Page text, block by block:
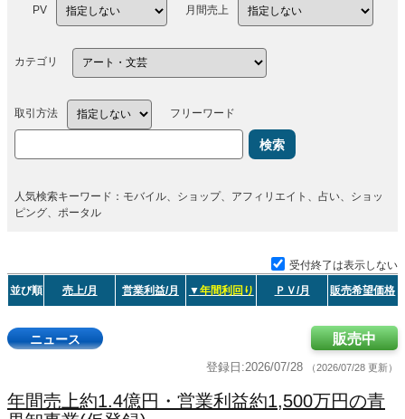
PV 月間売上
カテゴリ
取引方法 フリーワード
検索
人気検索キーワード：モバイル、ショップ、アフィリエイト、占い、ショッ
ピング、ポータル
受付終了は表示しない
並び順
売上/月 営業利益/月 ▼年間利回り ＰＶ/月 販売希望価格
ニュース
登録日:2026/07/28 （2026/07/28 更新）
販売中
年間売上約1.4億円・営業利益約1,500万円の青